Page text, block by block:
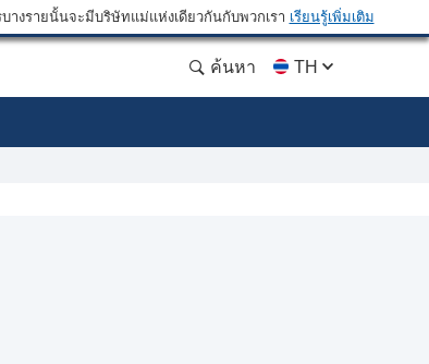
งรายนั้นจะมีบริษัทแม่แห่งเดียวกันกับพวกเรา เรียนรู้เพิ่มเติม
ค้นหา TH